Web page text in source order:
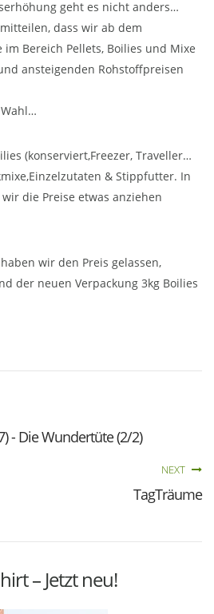
geht es nicht anders…
dass wir ab dem
im Bereich Pellets, Boilies und Mixe
ansteigenden Rohstoffpreisen
(konserviert,Freezer, Traveller…
& Stippfutter. In
die Preise etwas anziehen
wir den Preis gelassen,
der neuen Verpackung 3kg Boilies
- Die Wundertüte (2/2)
NEXT
TagTräume
– Jetzt neu!